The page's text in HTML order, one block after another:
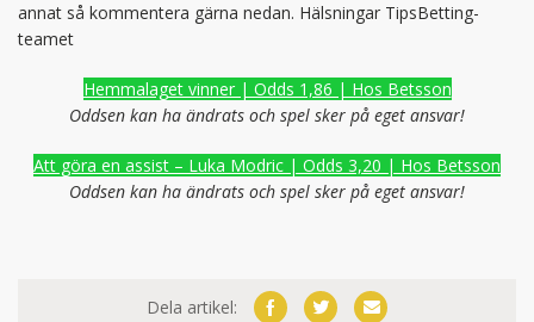
annat så kommentera gärna nedan. Hälsningar TipsBetting-
teamet
Hemmalaget vinner | Odds 1,86 | Hos Betsson
Oddsen kan ha ändrats och spel sker på eget ansvar!
Att göra en assist – Luka Modric | Odds 3,20 | Hos Betsson
Oddsen kan ha ändrats och spel sker på eget ansvar!
Dela artikel: